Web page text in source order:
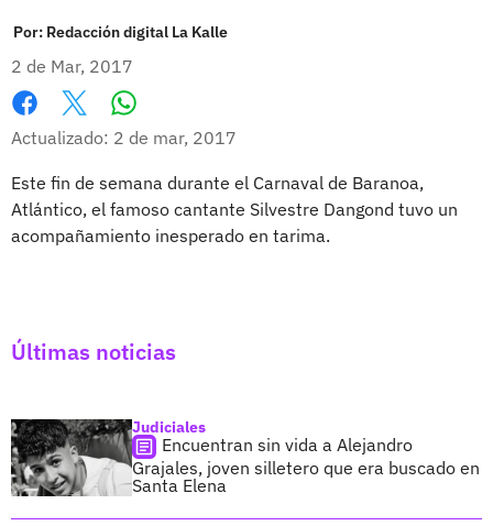
Por: Redacción digital La Kalle
2 de Mar, 2017
Facebook
X Whatsapp
Actualizado: 2 de mar, 2017
Este fin de semana durante el Carnaval de Baranoa,
Atlántico, el famoso cantante Silvestre Dangond tuvo un
acompañamiento inesperado en tarima.
Últimas noticias
Judiciales
Encuentran sin vida a Alejandro
Grajales, joven silletero que era buscado en
Santa Elena